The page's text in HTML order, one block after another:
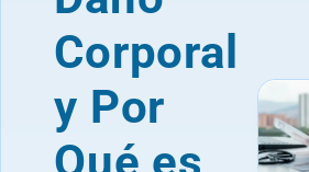
Corporal
y Por